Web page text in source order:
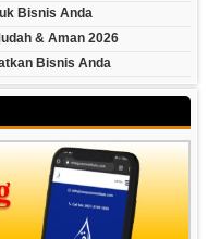
Bisnis Anda
& Aman 2026
Bisnis Anda